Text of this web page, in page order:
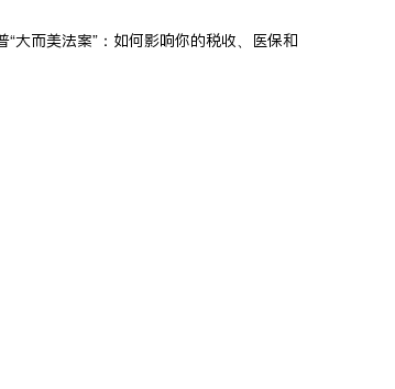
“大而美法案”：如何影响你的税收、医保和